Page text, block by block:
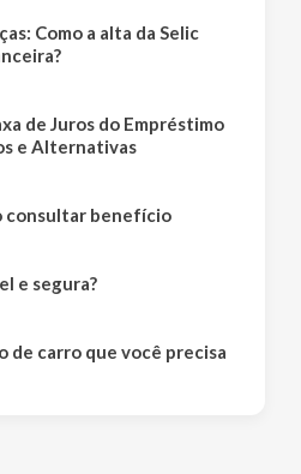
Como a alta da Selic
de Juros do Empréstimo
e Alternativas
consultar benefício
e segura?
de carro que você precisa